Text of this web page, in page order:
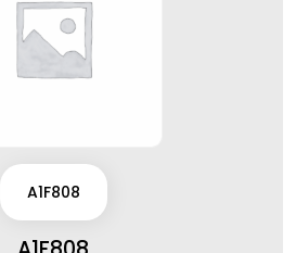
A1F808